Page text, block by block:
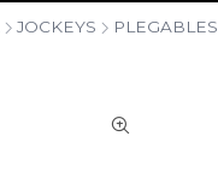
JOCKEYS PLEGABLES